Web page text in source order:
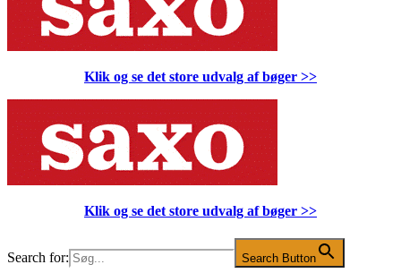
Klik og se det store udvalg af bøger >>
Klik og se det store udvalg af bøger >>
Search for: Search Button